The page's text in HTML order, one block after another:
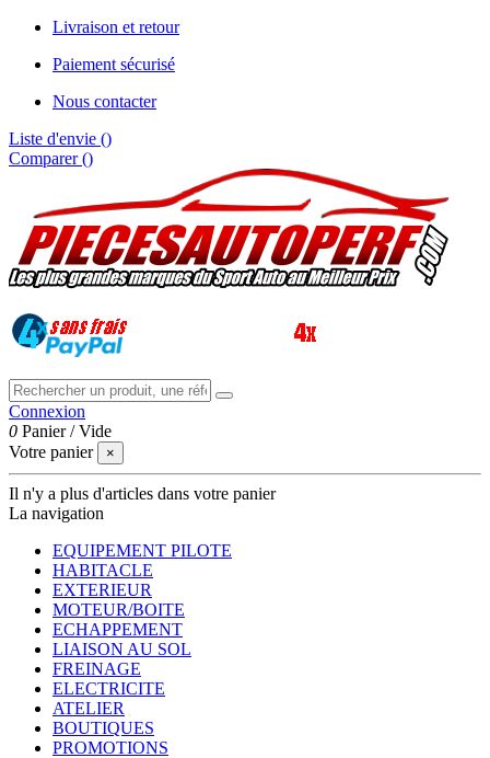
Livraison et retour
Paiement sécurisé
Nous contacter
Liste d'envie ()
Comparer ()
Connexion
0 Panier /Vide
Votre panier
×
Il n'y a plus d'articles dans votre panier
La navigation
EQUIPEMENT PILOTE
HABITACLE
EXTERIEUR
MOTEUR/BOITE
ECHAPPEMENT
LIAISON AU SOL
FREINAGE
ELECTRICITE
ATELIER
BOUTIQUES
PROMOTIONS